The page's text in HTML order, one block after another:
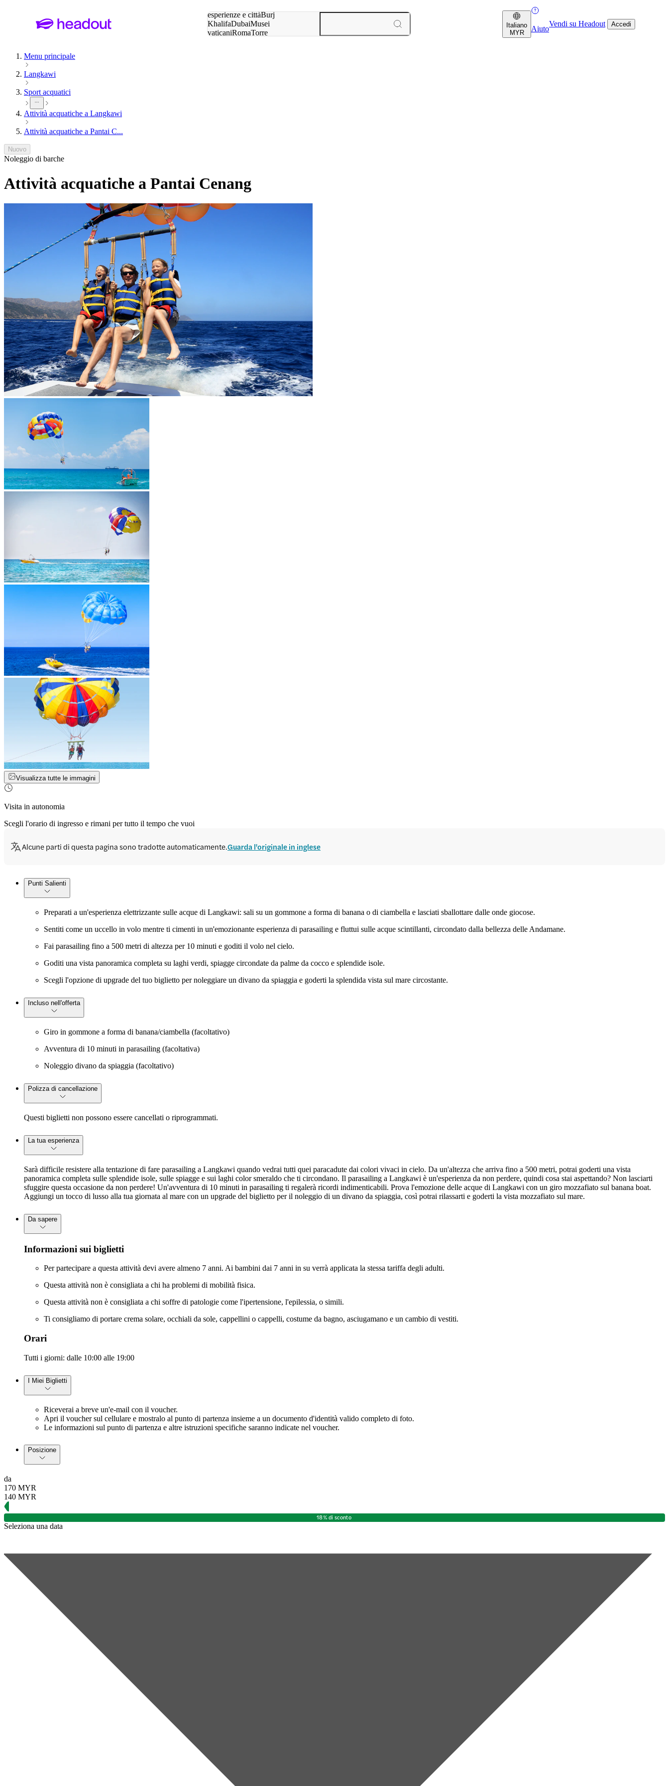
esperienze e cittàBurj
KhalifaDubaiMusei
vaticaniRomaTorre
Italiano
MYR
Aiuto
Vendi su Headout Accedi
Menu principale
Langkawi
Sport acquatici
Attività acquatiche a Langkawi
Attività acquatiche a Pantai C...
Nuovo
Noleggio di barche
Attività acquatiche a Pantai Cenang
Visualizza tutte le immagini
Visita in autonomia
Scegli l'orario di ingresso e rimani per tutto il tempo che vuoi
Alcune parti di questa pagina sono tradotte automaticamente.Guarda l'originale in inglese
Punti Salienti
Preparati a un'esperienza elettrizzante sulle acque di Langkawi: sali su un gommone a forma di banana o di ciambella e lasciati sballottare dalle onde giocose.
Sentiti come un uccello in volo mentre ti cimenti in un'emozionante esperienza di parasailing e fluttui sulle acque scintillanti, circondato dalla bellezza delle Andamane.
Fai parasailing fino a 500 metri di altezza per 10 minuti e goditi il volo nel cielo.
Goditi una vista panoramica completa su laghi verdi, spiagge circondate da palme da cocco e splendide isole.
Scegli l'opzione di upgrade del tuo biglietto per noleggiare un divano da spiaggia e goderti la splendida vista sul mare circostante.
Incluso nell'offerta
Giro in gommone a forma di banana/ciambella (facoltativo)
Avventura di 10 minuti in parasailing (facoltativa)
Noleggio divano da spiaggia (facoltativo)
Polizza di cancellazione
Questi biglietti non possono essere cancellati o riprogrammati.
La tua esperienza
Sarà difficile resistere alla tentazione di fare parasailing a Langkawi quando vedrai tutti quei paracadute dai colori vivaci in cielo. Da un'altezza che arriva fino a 500 metri, potrai goderti una vista
panoramica completa sulle splendide isole, sulle spiagge e sui laghi color smeraldo che ti circondano. Il parasailing a Langkawi è un'esperienza da non perdere, quindi cosa stai aspettando? Non lasciarti
sfuggire questa occasione da non perdere! Un'avventura di 10 minuti in parasailing ti regalerà ricordi indimenticabili. Prova l'emozione delle acque di Langkawi con un giro mozzafiato sul banana boat.
Aggiungi un tocco di lusso alla tua giornata al mare con un upgrade del biglietto per il noleggio di un divano da spiaggia, così potrai rilassarti e goderti la vista mozzafiato sul mare.
Da sapere
Informazioni sui biglietti
Per partecipare a questa attività devi avere almeno 7 anni. Ai bambini dai 7 anni in su verrà applicata la stessa tariffa degli adulti.
Questa attività non è consigliata a chi ha problemi di mobilità fisica.
Questa attività non è consigliata a chi soffre di patologie come l'ipertensione, l'epilessia, o simili.
Ti consigliamo di portare crema solare, occhiali da sole, cappellini o cappelli, costume da bagno, asciugamano e un cambio di vestiti.
Orari
Tutti i giorni: dalle 10:00 alle 19:00
I Miei Biglietti
Riceverai a breve un'e-mail con il voucher.
Apri il voucher sul cellulare e mostralo al punto di partenza insieme a un documento d'identità valido completo di foto.
Le informazioni sul punto di partenza e altre istruzioni specifiche saranno indicate nel voucher.
Posizione
da
170 MYR
140 MYR
18% di sconto
Seleziona una data